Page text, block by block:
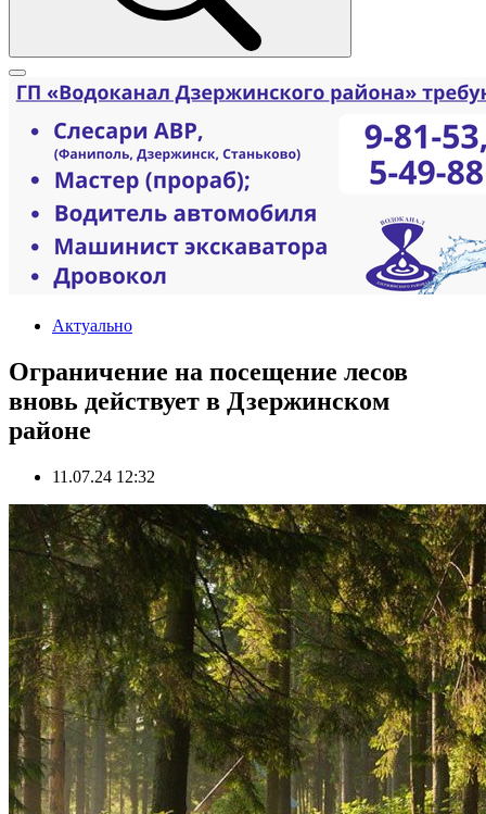
Актуально
Ограничение на посещение лесов
вновь действует в Дзержинском
районе
11.07.24 12:32